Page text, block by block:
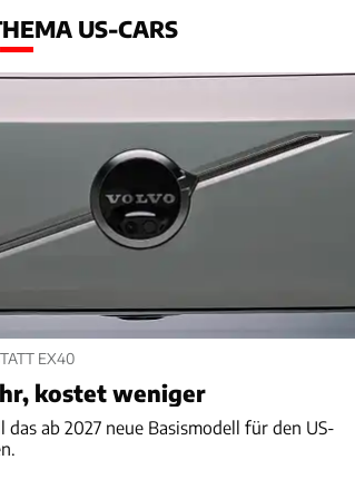
US-CARS
EX40
kostet weniger
das ab 2027 neue Basismodell für den US-